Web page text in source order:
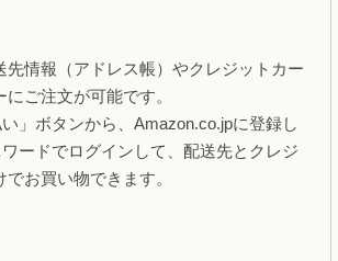
情報（アドレス帳）やクレジットカー
ご注文が可能です。
」ボタンから、Amazon.co.jpに登録し
ードでログインして、配送先とクレジ
お買い物できます。